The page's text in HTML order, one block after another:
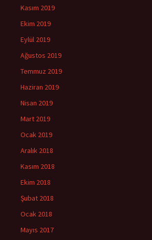
Kasım 2019
Ekim 2019
Eylül 2019
Ağustos 2019
Temmuz 2019
Haziran 2019
Nisan 2019
Mart 2019
Ocak 2019
Aralık 2018
Kasım 2018
Ekim 2018
Şubat 2018
Ocak 2018
Mayıs 2017